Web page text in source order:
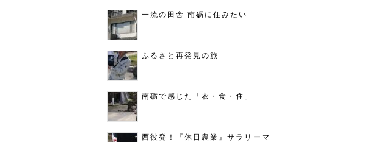
一流の田舎 南砺に住みたい
ふるさと再発見の旅
南砺で感じた「衣・食・住」
西彼発！『休日農業』サラリーマ